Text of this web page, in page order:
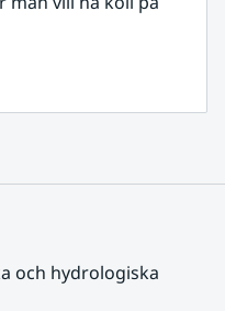
och hydrologiska